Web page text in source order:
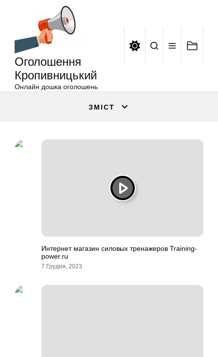
Оголошення
Кропивницький
Онлайн дошка оголошень
ЗМІСТ
Интернет магазин силовых тренажеров Training-
power.ru
7 Грудня, 2023